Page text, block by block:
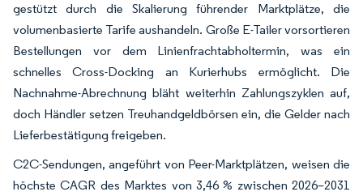
gestützt durch die Skalierung führender Marktplätze, die
volumenbasierte Tarife aushandeln. Große E-Tailer vorsortieren
Bestellungen vor dem Linienfrachtabholtermin, was ein
schnelles Cross-Docking an Kurierhubs ermöglicht. Die
Nachnahme-Abrechnung bläht weiterhin Zahlungszyklen auf,
doch Händler setzen Treuhandgeldbörsen ein, die Gelder nach
Lieferbestätigung freigeben.
C2C-Sendungen, angeführt von Peer-Marktplätzen, weisen die
höchste CAGR des Marktes von 3,46 % zwischen 2026–2031